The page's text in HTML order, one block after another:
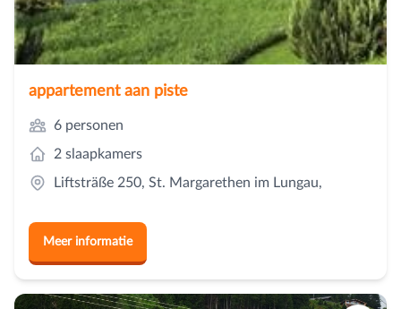
appartement aan piste
6 personen
2 slaapkamers
Liftsträße 250, St. Margarethen im Lungau,
Meer informatie